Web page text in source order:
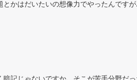
かはだいたいの想像力でやったんです